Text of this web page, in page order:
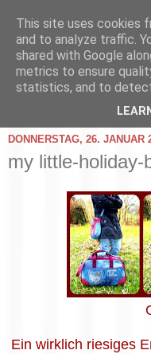
DONNERSTAG, 26. JANUAR
my little-holiday-
Ein wirklich riesiges
This site uses cookies
and to analyze traffic.
shared with Google
metrics to ensure
statistics, and to